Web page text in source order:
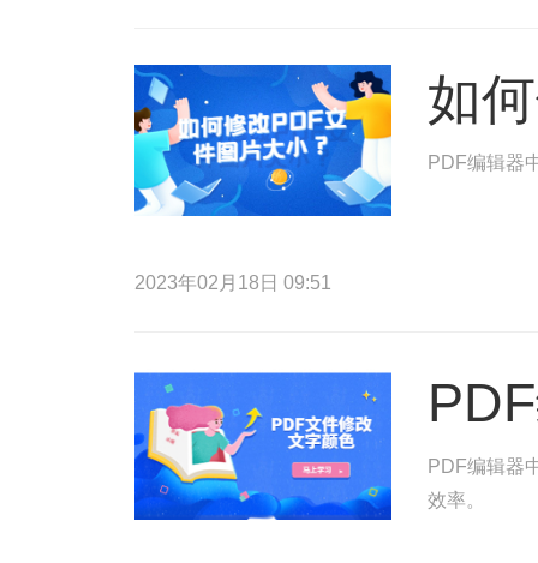
如
PDF编辑器
2023年02月18日 09:51
PDF编辑器
效率。